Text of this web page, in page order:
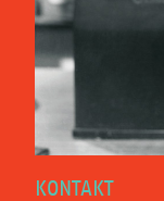
KONTAKT